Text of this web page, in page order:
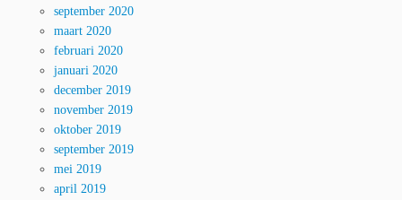
september 2020
maart 2020
februari 2020
januari 2020
december 2019
november 2019
oktober 2019
september 2019
mei 2019
april 2019